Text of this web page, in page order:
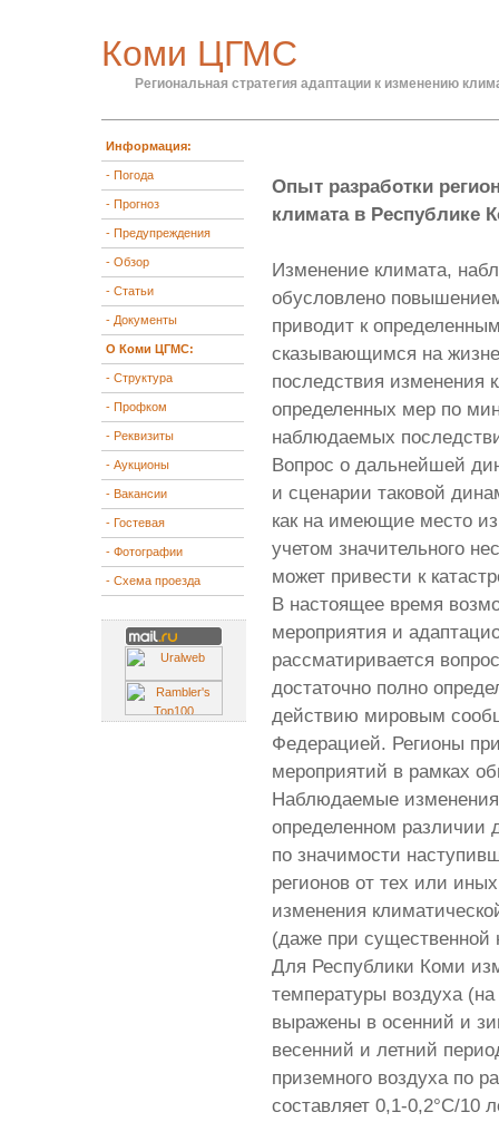
Коми ЦГМС
Региональная стратегия адаптации к изменению
Информация:
- Погода
- Прогноз
- Предупреждения
- Обзор
- Статьи
- Документы
О Коми ЦГМС:
- Структура
- Профком
- Реквизиты
- Аукционы
- Вакансии
- Гостевая
- Фотографии
- Схема проезда
Опыт разработки
климата в Республике
Изменение климата,
обусловлено
приводит к
сказывающимся на
последствия изменения
определенных мер по
наблюдаемых
Вопрос о дальнейшей
и сценарии таковой
как на имеющие место
учетом значительного
может привести к
В настоящее время
мероприятия и
рассматиривается
достаточно полно
действию мировым
Федерацией. Регионы
мероприятий в рамках
Наблюдаемые
определенном различии
по значимости
регионов от тех или
изменения
(даже при существенной
Для Республики Коми
температуры воздуха
выражены в осенний и
весенний и летний
приземного воздуха по
составляет 0,1-0,2°С/10